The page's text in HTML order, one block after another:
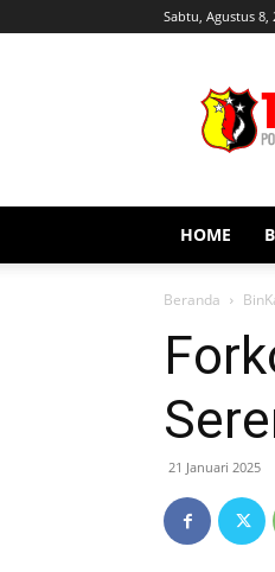
Sabtu, Agustus 8,
HOME
Beranda
21 Januari 2025